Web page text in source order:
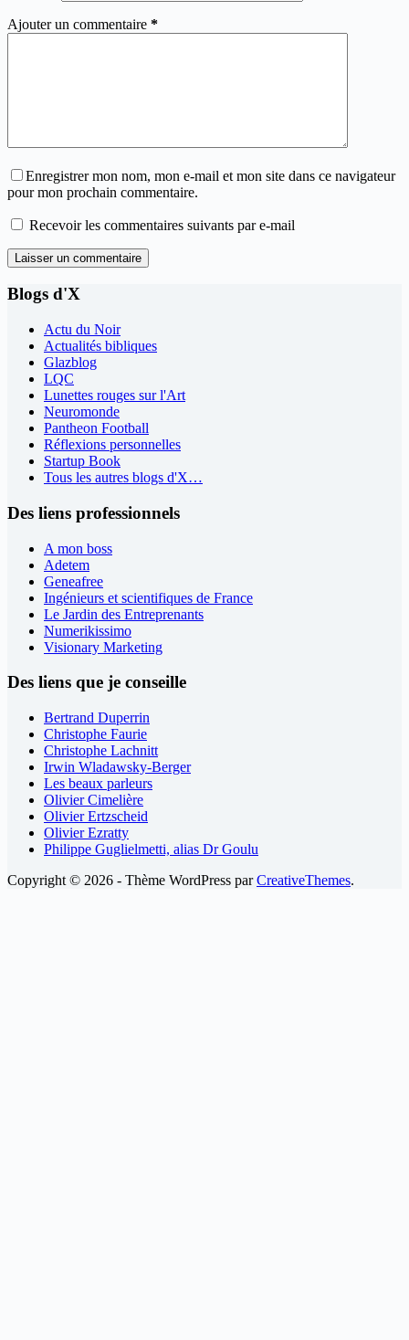
Ajouter un commentaire *
Enregistrer mon nom, mon e-mail et mon site dans ce navigateur
pour mon prochain commentaire.
Recevoir les commentaires suivants par e-mail
Laisser un commentaire
Blogs d'X
Actu du Noir
Actualités bibliques
Glazblog
LQC
Lunettes rouges sur l'Art
Neuromonde
Pantheon Football
Réflexions personnelles
Startup Book
Tous les autres blogs d'X…
Des liens professionnels
A mon boss
Adetem
Geneafree
Ingénieurs et scientifiques de France
Le Jardin des Entreprenants
Numerikissimo
Visionary Marketing
Des liens que je conseille
Bertrand Duperrin
Christophe Faurie
Christophe Lachnitt
Irwin Wladawsky-Berger
Les beaux parleurs
Olivier Cimelière
Olivier Ertzscheid
Olivier Ezratty
Philippe Guglielmetti, alias Dr Goulu
Copyright © 2026 - Thème WordPress parCreativeThemes.